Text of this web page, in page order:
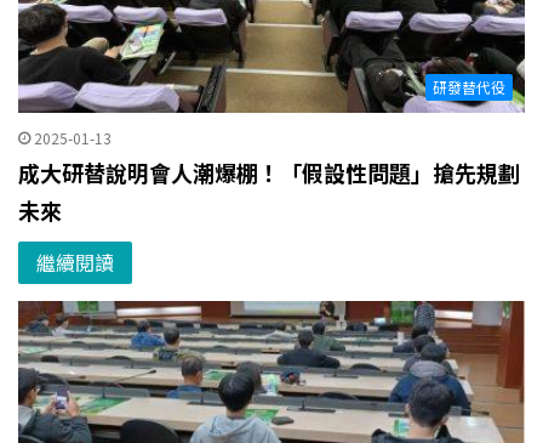
研發替代役
2025-01-13
成大研替說明會人潮爆棚！「假設性問題」搶先規劃
未來
繼續閱讀